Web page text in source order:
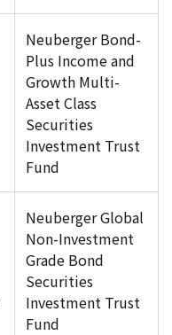
Neuberger Bond-
Plus Income and
Growth Multi-
Asset Class
Securities
Investment Trust
Fund
Neuberger Global
Non-Investment
Grade Bond
Securities
Investment Trust
Fund